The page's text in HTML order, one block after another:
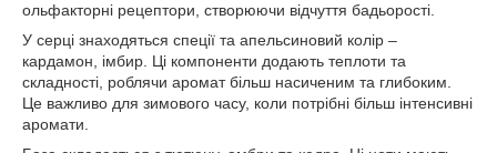
ольфакторні рецептори, створюючи відчуття бадьорості.
У серці знаходяться спеції та апельсиновий колір –
кардамон, імбир. Ці компоненти додають теплоти та
складності, роблячи аромат більш насиченим та глибоким.
Це важливо для зимового часу, коли потрібні більш інтенсивні
аромати.